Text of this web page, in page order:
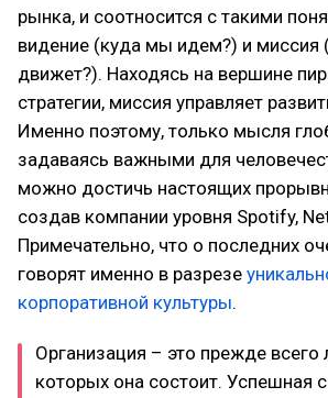
рынка, и соотносится с такими
видение (куда мы идем?) и миссия
движет?). Находясь на вершине
стратегии, миссия управляет
Именно поэтому, только мысля
задаваясь важными для
можно достичь настоящих
создав компании уровня Spotify,
Примечательно, что о последних
говорят именно в разрезе
корпоративной культуры.
Организация – это прежде всего
которых она состоит. Успешная